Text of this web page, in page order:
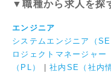
▼職種から求人を探
エンジニア
システムエンジニア（SE
ロジェクトマネージャー
（PL）
|社内SE（社内